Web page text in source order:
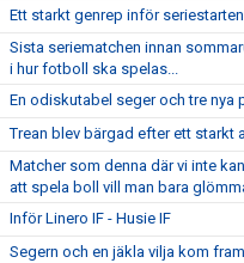
Ett starkt genrep inför
Sista seriematchen innan
i hur fotboll ska spelas...
En odiskutabel seger och tre nya
Trean blev bärgad efter ett starkt
Matcher som denna där vi inte
att spela boll vill man bara
Inför Linero IF - Husie IF
Segern och en jäkla vilja kom